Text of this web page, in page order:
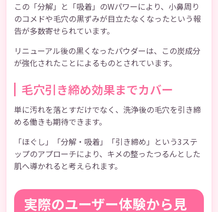
この「分解」と「吸着」のWパワーにより、小鼻周り
のコメドや毛穴の黒ずみが目立たなくなったという報
告が多数寄せられています。
リニューアル後の黒くなったパウダーは、この炭成分
が強化されたことによるものとされています。
毛穴引き締め効果までカバー
単に汚れを落とすだけでなく、洗浄後の毛穴を引き締
める働きも期待できます。
「ほぐし」「分解・吸着」「引き締め」という3ステ
ップのアプローチにより、キメの整ったつるんとした
肌へ導かれると考えられます。
実際のユーザー体験から見